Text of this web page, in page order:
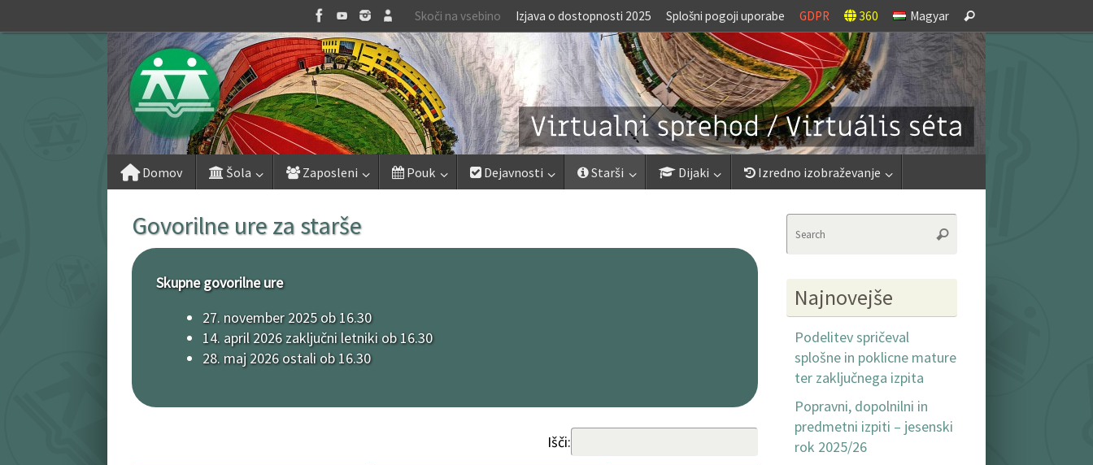
to
Skoči na vsebino Izjava o dostopnosti 2025 Splošni pogoji uporabe GDPR 360 Magyar
for:
Search
Domov Šola Zaposleni Pouk Dejavnosti Starši Dijaki Izredno izobraževanje
Govorilne ure za starše
Skupne govorilne ure
27. november 2025 ob 16.30
14. april 2026 zaključni letniki ob 16.30
28. maj 2026 ostali ob 16.30
Išči:
Search
Najnovejše
Podelitev spričeval
splošne in poklicne mature
ter zaključnega izpita
Popravni, dopolnilni in
predmetni izpiti – jesenski
rok 2025/26